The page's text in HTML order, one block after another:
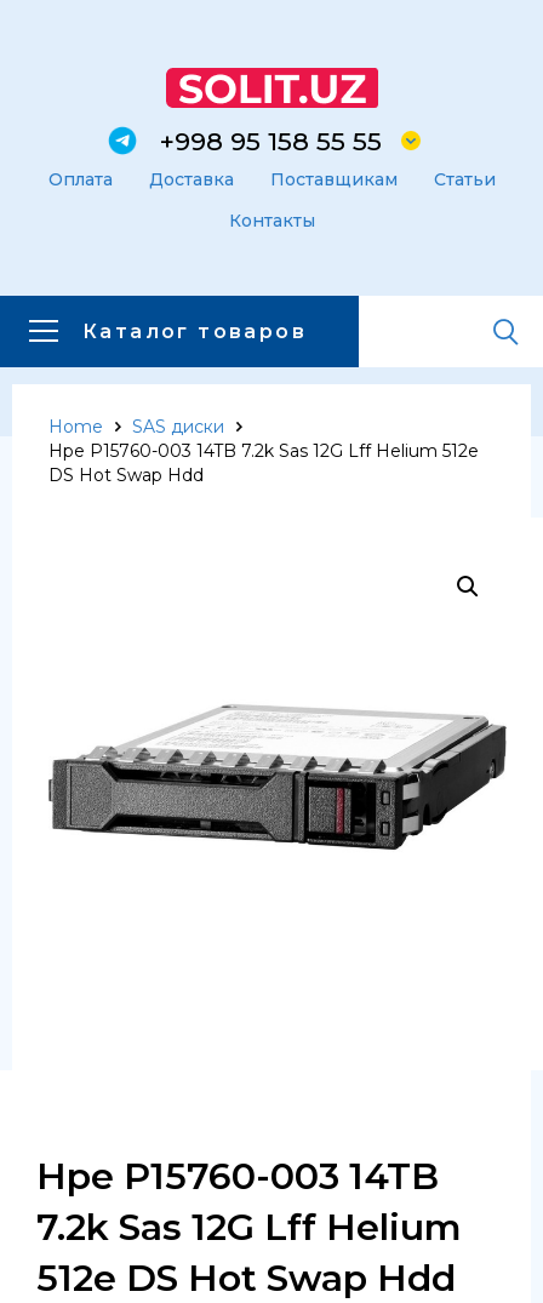
+998 95 158 55 55
Оплата Доставка Поставщикам
Статьи
Контакты
Каталог товаров
Главная Каталог товаров
Каталог товаров
Оперативная память
SAS диски
SSD диски
Home
SAS диски
Hpe P15760-003 14TB 7.2k Sas 12G Lff Helium 512e
DS Hot Swap Hdd
Hpe P15760-003 14TB
7.2k Sas 12G Lff Helium
512e DS Hot Swap Hdd